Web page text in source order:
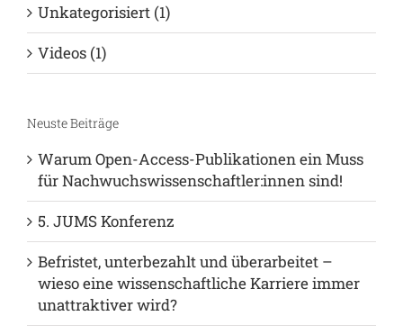
Unkategorisiert (1)
Videos (1)
Neuste Beiträge
Warum Open-Access-Publikationen ein Muss
für Nachwuchswissenschaftler:innen sind!
5. JUMS Konferenz
Befristet, unterbezahlt und überarbeitet –
wieso eine wissenschaftliche Karriere immer
unattraktiver wird?